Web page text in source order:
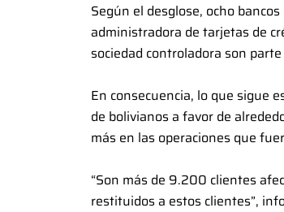
Según el desglose, ocho
administradora de tarjetas de
sociedad controladora son
En consecuencia, lo que sigue
de bolivianos a favor de
más en las operaciones que
“Son más de 9.200 clientes
restituidos a estos clientes”,